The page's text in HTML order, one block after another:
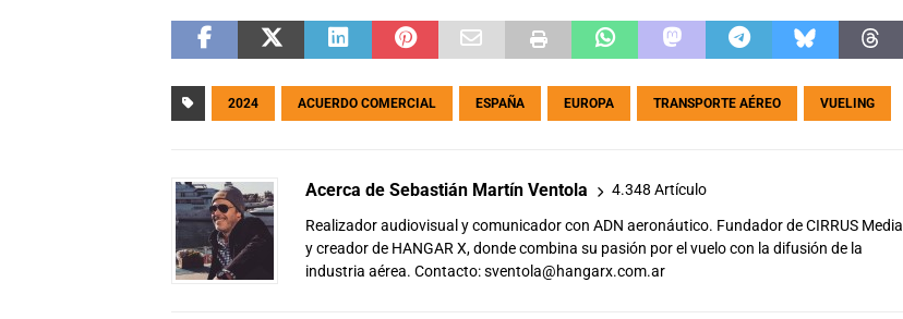
2024 ACUERDO COMERCIAL ESPAÑA EUROPA TRANSPORTE AÉREO VUELING
Acerca de Sebastián Martín Ventola 4.348 Artículo
Realizador audiovisual y comunicador con ADN aeronáutico. Fundador de CIRRUS Media
y creador de HANGAR X, donde combina su pasión por el vuelo con la difusión de la
industria aérea. Contacto:sventola@hangarx.com.ar